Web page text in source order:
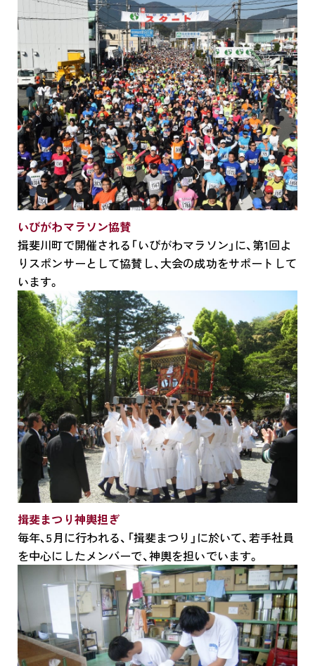
いびがわマラソン協賛
揖斐川町で開催される「いびがわマラソン」に、第1回よ
りスポンサーとして協賛し、大会の成功をサポートして
います。
揖斐まつり神輿担ぎ
毎年、5月に行われる、「揖斐まつり」に於いて、若手社員
を中心にしたメンバーで、神輿を担いでいます。